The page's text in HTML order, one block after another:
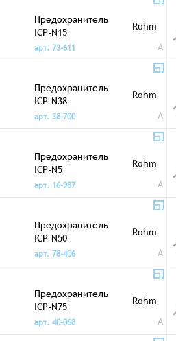
Предохранитель
ICP-N15
Rohm
арт. 73-611
A
Предохранитель
ICP-N38
Rohm
арт. 38-700
A
Предохранитель
ICP-N5
Rohm
арт. 16-987
A
Предохранитель
ICP-N50
Rohm
арт. 78-406
A
Предохранитель
ICP-N75
Rohm
арт. 40-068
A